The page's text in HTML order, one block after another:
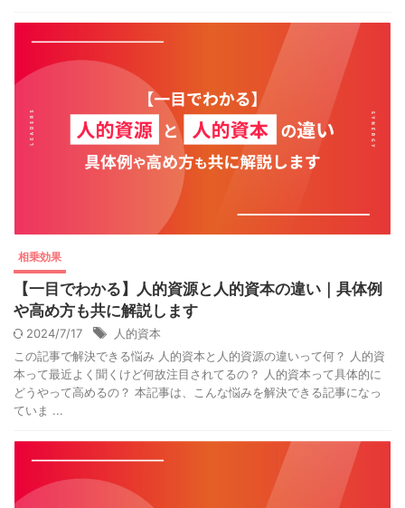
相乗効果
【一目でわかる】人的資源と人的資本の違い｜具体例
や高め方も共に解説します
2024/7/17
人的資本
この記事で解決できる悩み 人的資本と人的資源の違いって何？ 人的資
本って最近よく聞くけど何故注目されてるの？ 人的資本って具体的に
どうやって高めるの？ 本記事は、こんな悩みを解決できる記事になっ
ていま ...